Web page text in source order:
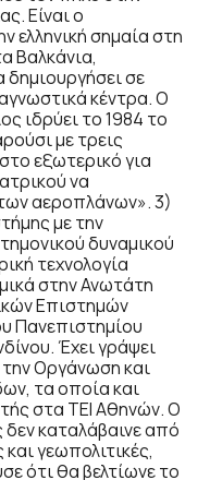
Είναι ο
ελληνική σημαία στη
Βαλκάνια,
δημιουργήσει σε
κέντρα. Ο
ιδρύει το 1984 το
με τρεις
εξωτερικό για
να
αεροπλάνων». 3)
με την
δυναμικού
τεχνολογία
στην Ανωτάτη
Επιστημών
Πανεπιστημίου
Έχει γράψει
την Οργάνωση και
τα οποία και
στα ΤΕΙ Αθηνών. Ο
καταλάβαινε από
γεωπολιτικές,
ότι θα βελτίωνε το